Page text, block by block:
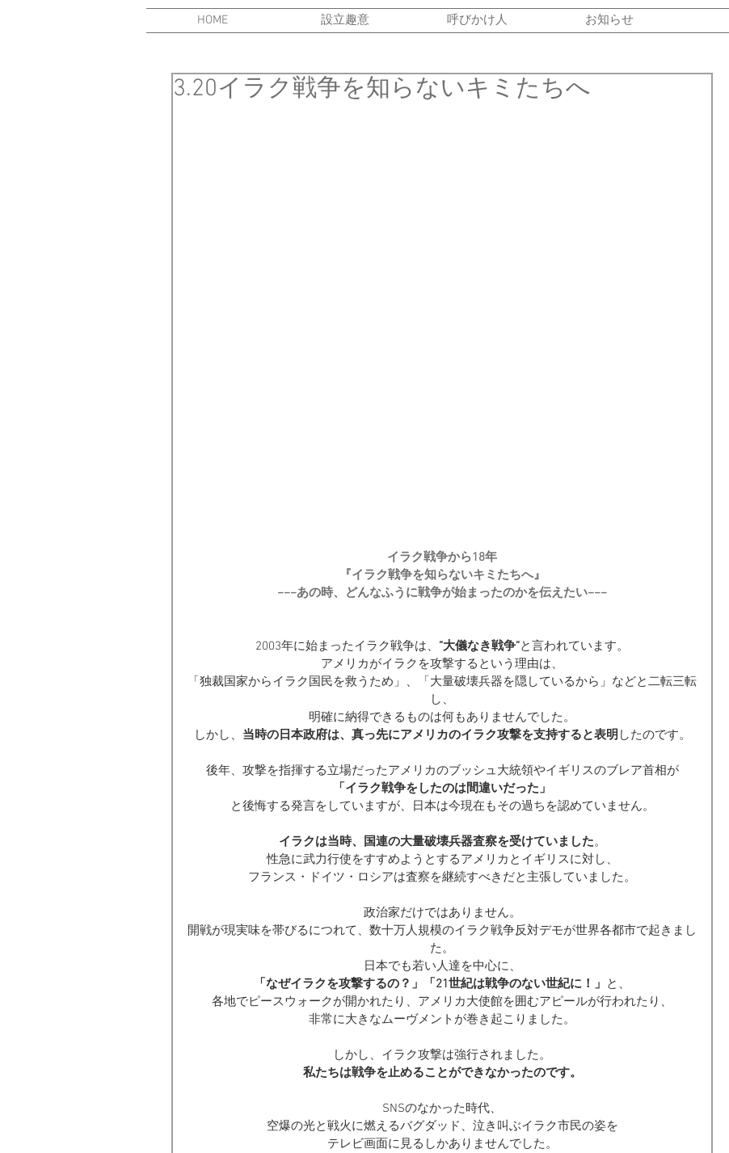
HOME 設立趣意 呼びかけ人 お知らせ
3.20イラク戦争を知らないキミたちへ
イラク戦争から18年
『イラク戦争を知らないキミたちへ』
−−−あの時、どんなふうに戦争が始まったのかを伝えたい−−−
2003年に始まったイラク戦争は、 ”大儀なき戦争”と言われています。
アメリカがイラクを攻撃するという理由は、
「独裁国家からイラク国民を救うため」、「大量破壊兵器を隠しているから」などと二転三転
し、
明確に納得できるものは何もありませんでした。
しかし、 当時の日本政府は、真っ先にアメリカのイラク攻撃を支持すると表明 したのです。
後年、攻撃を指揮する立場だったアメリカのブッシュ大統領やイギリスのブレア首相が
「イラク戦争をしたのは間違いだった」
と後悔する発言をしていますが、日本は今現在もその過ちを認めていません。
イラクは当時、国連の大量破壊兵器査察を受けていました。
性急に武力行使をすすめようとするアメリカとイギリスに対し、
フランス・ドイツ・ロシアは査察を継続すべきだと主張していました。
政治家だけではありません。
開戦が現実味を帯びるにつれて、数十万人規模のイラク戦争反対デモが世界各都市で起きまし
た。
日本でも若い人達を中心に、
「なぜイラクを攻撃するの？」「21世紀は戦争のない世紀に！」 と、
各地でピースウォークが開かれたり、アメリカ大使館を囲むアピールが行われたり、
非常に大きなムーヴメントが巻き起こりました。
しかし、イラク攻撃は強行されました。
私たちは戦争を止めることができなかったのです。
SNSのなかった時代、
空爆の光と戦火に燃えるバグダッド、泣き叫ぶイラク市民の姿を
テレビ画面に見るしかありませんでした。